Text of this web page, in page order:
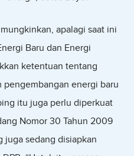
apalagi saat ini
Baru dan Energi
ketentuan tentang
energi baru
itu juga perlu diperkuat
Nomor 30 Tahun 2009
juga sedang disiapkan